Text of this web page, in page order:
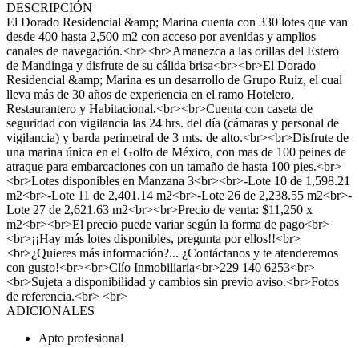
DESCRIPCIÓN
El Dorado Residencial &amp; Marina cuenta con 330 lotes que van
desde 400 hasta 2,500 m2 con acceso por avenidas y amplios
canales de navegación.<br><br>Amanezca a las orillas del Estero
de Mandinga y disfrute de su cálida brisa<br><br>El Dorado
Residencial &amp; Marina es un desarrollo de Grupo Ruiz, el cual
lleva más de 30 años de experiencia en el ramo Hotelero,
Restaurantero y Habitacional.<br><br>Cuenta con caseta de
seguridad con vigilancia las 24 hrs. del día (cámaras y personal de
vigilancia) y barda perimetral de 3 mts. de alto.<br><br>Disfrute de
una marina única en el Golfo de México, con mas de 100 peines de
atraque para embarcaciones con un tamaño de hasta 100 pies.<br>
<br>Lotes disponibles en Manzana 3<br><br>-Lote 10 de 1,598.21
m2<br>-Lote 11 de 2,401.14 m2<br>-Lote 26 de 2,238.55 m2<br>-
Lote 27 de 2,621.63 m2<br><br>Precio de venta: $11,250 x
m2<br><br>El precio puede variar según la forma de pago<br>
<br>¡¡Hay más lotes disponibles, pregunta por ellos!!<br>
<br>¿Quieres más información?... ¿Contáctanos y te atenderemos
con gusto!<br><br>Clío Inmobiliaria<br>229 140 6253<br>
<br>Sujeta a disponibilidad y cambios sin previo aviso.<br>Fotos
de referencia.<br> <br>
ADICIONALES
Apto profesional